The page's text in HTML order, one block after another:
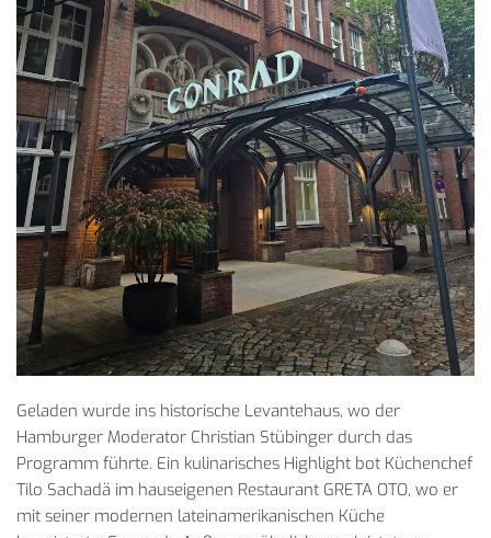
Geladen wurde ins historische Levantehaus, wo der
Hamburger Moderator Christian Stübinger durch das
Programm führte. Ein kulinarisches Highlight bot Küchenchef
Tilo Sachadä im hauseigenen Restaurant GRETA OTO, wo er
mit seiner modernen lateinamerikanischen Küche